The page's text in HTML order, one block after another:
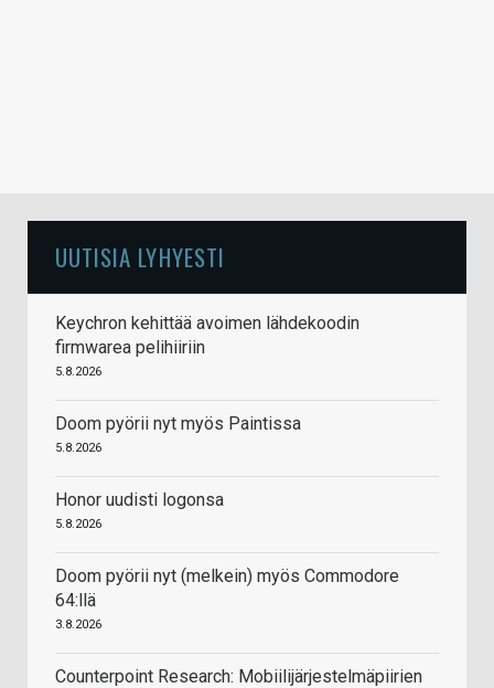
UUTISIA LYHYESTI
Keychron kehittää avoimen lähdekoodin
firmwarea pelihiiriin
5.8.2026
Doom pyörii nyt myös Paintissa
5.8.2026
Honor uudisti logonsa
5.8.2026
Doom pyörii nyt (melkein) myös Commodore
64:llä
3.8.2026
Counterpoint Research: Mobiilijärjestelmäpiirien